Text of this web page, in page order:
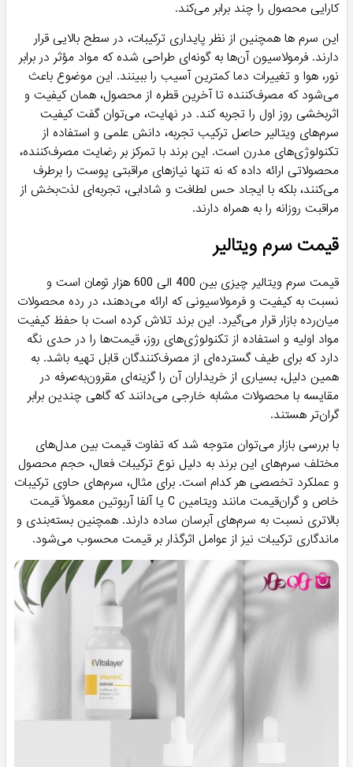
کارایی محصول را چند برابر می‌کند.
این سرم ها همچنین از نظر پایداری ترکیبات، در سطح بالایی قرار
دارند. فرمولاسیون آن‌ها به گونه‌ای طراحی شده که مواد مؤثر در برابر
نور، هوا و تغییرات دما کمترین آسیب را ببینند. این موضوع باعث
می‌شود که مصرف‌کننده تا آخرین قطره از محصول، همان کیفیت و
اثربخشی روز اول را تجربه کند. در نهایت، می‌توان گفت کیفیت
سرم‌های ویتالیر حاصل ترکیب تجربه، دانش علمی و استفاده از
تکنولوژی‌های مدرن است. این برند با تمرکز بر رضایت مصرف‌کننده،
محصولاتی ارائه داده که نه تنها نیازهای مراقبتی پوست را برطرف
می‌کنند، بلکه با ایجاد حس لطافت و شادابی، تجربه‌ای لذت‌بخش از
مراقبت روزانه را به همراه دارند.
قیمت سرم ویتالیر
قیمت سرم‌ ویتالیر چیزی بین 400 الی 600 هزار تومان است و
نسبت به کیفیت و فرمولاسیونی که ارائه می‌دهند، در رده محصولات
میان‌رده بازار قرار می‌گیرد. این برند تلاش کرده است با حفظ کیفیت
مواد اولیه و استفاده از تکنولوژی‌های روز، قیمت‌ها را در حدی نگه
دارد که برای طیف گسترده‌ای از مصرف‌کنندگان قابل تهیه باشد. به
همین دلیل، بسیاری از خریداران آن را گزینه‌ای مقرون‌به‌صرفه در
مقایسه با محصولات مشابه خارجی می‌دانند که گاهی چندین برابر
گران‌تر هستند.
با بررسی بازار می‌توان متوجه شد که تفاوت قیمت بین مدل‌های
مختلف سرم‌های این برند به دلیل نوع ترکیبات فعال، حجم محصول
و عملکرد تخصصی هر کدام است. برای مثال، سرم‌های حاوی ترکیبات
خاص و گران‌قیمت مانند ویتامین C یا آلفا آربوتین معمولاً قیمت
بالاتری نسبت به سرم‌های آبرسان ساده دارند. همچنین بسته‌بندی و
ماندگاری ترکیبات نیز از عوامل اثرگذار بر قیمت محسوب می‌شود.